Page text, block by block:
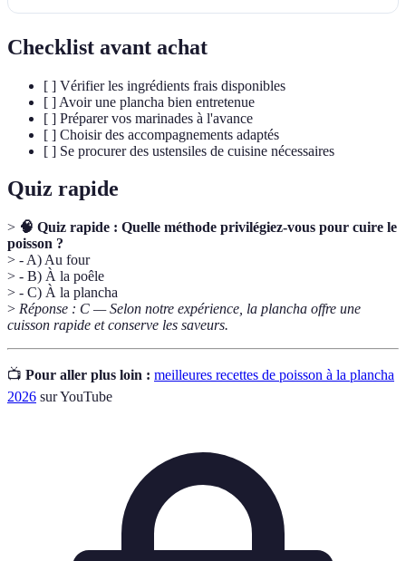
Checklist avant achat
[ ] Vérifier les ingrédients frais disponibles
[ ] Avoir une plancha bien entretenue
[ ] Préparer vos marinades à l'avance
[ ] Choisir des accompagnements adaptés
[ ] Se procurer des ustensiles de cuisine nécessaires
Quiz rapide
> 🧠 Quiz rapide : Quelle méthode privilégiez-vous pour cuire le
poisson ?
> - A) Au four
> - B) À la poêle
> - C) À la plancha
> Réponse : C — Selon notre expérience, la plancha offre une
cuisson rapide et conserve les saveurs.
📺 Pour aller plus loin : meilleures recettes de poisson à la plancha
2026 sur YouTube